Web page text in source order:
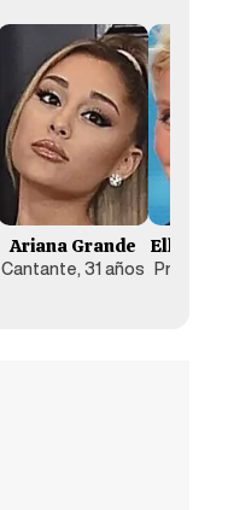
Ariana Grande
Cantante, 31 años
Ellen